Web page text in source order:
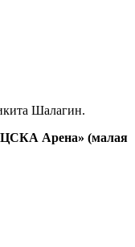
Шалагин.
Арена» (малая